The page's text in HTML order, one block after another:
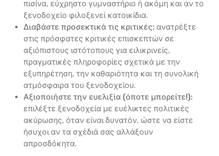
πισίνα, εύχρηστο γυμναστήριο ή ακόμη και αν το
ξενοδοχείο φιλοξενεί κατοικίδια.
Διαβάστε προσεκτικά τις κριτικές: ανατρέξτε
στις πρόσφατες κριτικές επισκεπτών σε
αξιόπιστους ιστότοπους για ειλικρινείς,
πραγματικές πληροφορίες σχετικά με την
εξυπηρέτηση, την καθαριότητα και τη συνολική
ατμόσφαιρα του ξενοδοχείου.
Αξιοποιήστε την ευελιξία (όποτε μπορείτε!):
επιλέξτε ξενοδοχεία με ευέλικτες πολιτικές
ακύρωσης, όταν είναι δυνατόν, ώστε να είστε
ήσυχοι αν τα σχέδιά σας αλλάξουν
απροσδόκητα.